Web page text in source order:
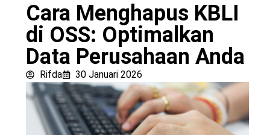
Cara Menghapus KBLI
di OSS: Optimalkan
Data Perusahaan Anda
Rifda 30 Januari 2026